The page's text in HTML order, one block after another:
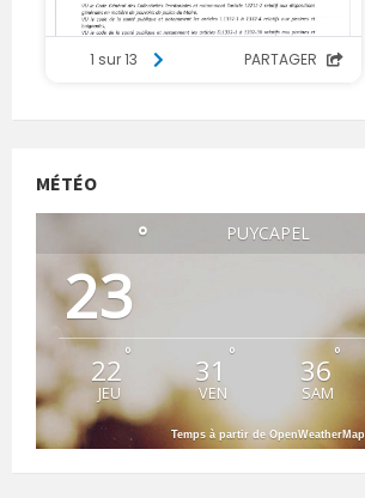
MÉTÉO
PUYCAPEL
23
°
22 °
JEU
31 °
VEN
36°
SAM
Temps à partir de OpenWeatherMap